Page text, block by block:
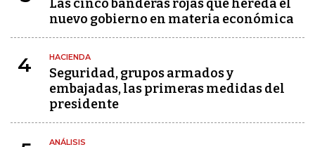
Las cinco banderas rojas que hereda el
nuevo gobierno en materia económica
4 HACIENDA
Seguridad, grupos armados y
embajadas, las primeras medidas del
presidente
ANÁLISIS